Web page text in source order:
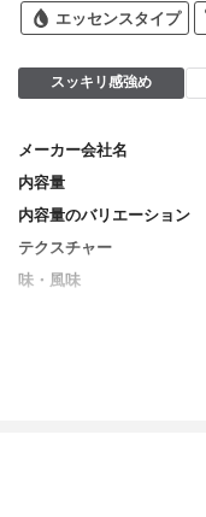
エッセンスタイプ
スッキリ感強め
メーカー会社名
内容量
内容量のバリエーション
テクスチャー
味・風味